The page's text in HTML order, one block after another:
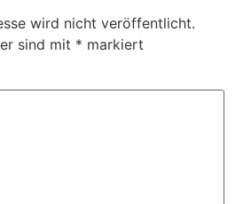
wird nicht veröffentlicht.
sind mit * markiert